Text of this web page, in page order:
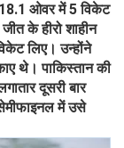
18.1 ओवर में 5 विकेट
के हीरो शाहीन
लिए। उन्होंने
थे। पाकिस्तान की
दूसरी बार
में उसे